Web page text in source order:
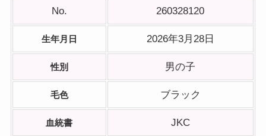
No. 260328120
生年月日 2026年3月28日
性別 男の子
毛色 ブラック
血統書 JKC